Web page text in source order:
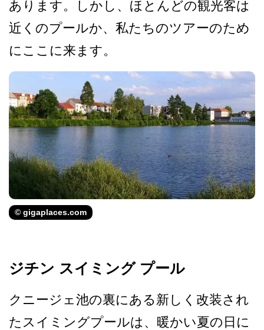
あ­ります。しかし、ほとんどの観光客は
近くのプールか­、私たちのツアーのため
にここに来ます。
© gigaplaces.com
ジチン スイミング プール
クニージェ池の裏にある新し­く改装され
たスイミングプールは、暖かい夏の日に